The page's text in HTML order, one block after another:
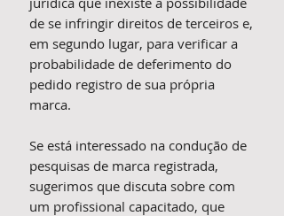
de se infringir direitos de terceiros e,
em segundo lugar, para verificar a
probabilidade de deferimento do
pedido registro de sua própria
marca.
Se está interessado na condução de
pesquisas de marca registrada,
sugerimos que discuta sobre com
um profissional capacitado, que